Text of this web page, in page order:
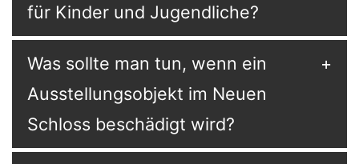
für Kinder und Jugendliche?
Was sollte man tun, wenn ein
Ausstellungsobjekt im Neuen
Schloss beschädigt wird?